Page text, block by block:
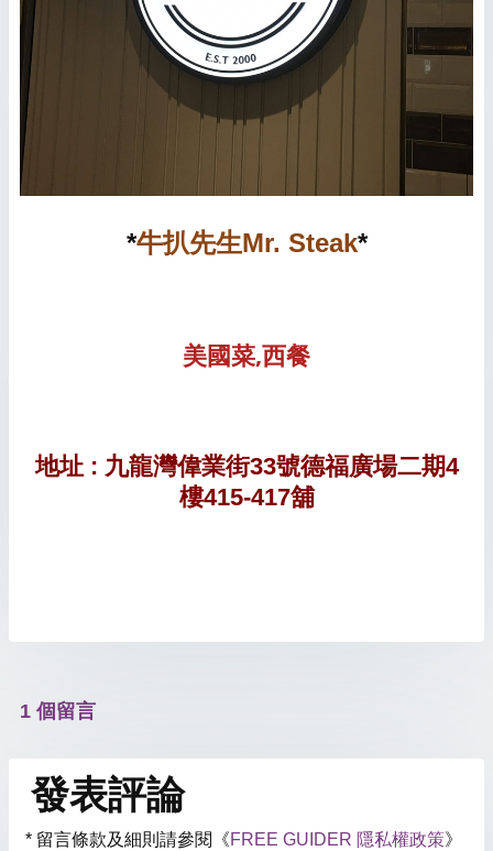
*牛扒先生Mr. Steak*
美國菜,西餐
地址 : 九龍灣偉業街33號德福廣場二期4
樓415-417舖
1 個留言
發表評論
* 留言條款及細則請參閱《FREE GUIDER 隱私權政策》